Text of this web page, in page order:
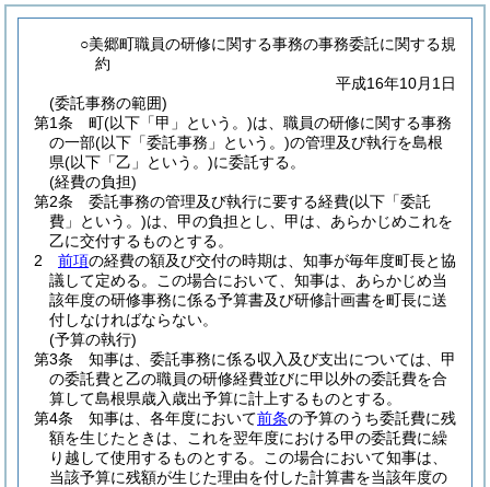
○美郷町職員の研修に関する事務の事務委託に関する規
約
平成16年10月1日
(委託事務の範囲)
第1条
町(以下「甲」という。)は、職員の研修に関する事務
の一部(以下「委託事務」という。)の管理及び執行を島根
県(以下「乙」という。)に委託する。
(経費の負担)
第2条
委託事務の管理及び執行に要する経費(以下「委託
費」という。)は、甲の負担とし、甲は、あらかじめこれを
乙に交付するものとする。
2
前項の経費の額及び交付の時期は、知事が毎年度町長と協
議して定める。
この場合において、知事は、あらかじめ当
該年度の研修事務に係る予算書及び研修計画書を町長に送
付しなければならない。
(予算の執行)
第3条
知事は、委託事務に係る収入及び支出については、甲
の委託費と乙の職員の研修経費並びに甲以外の委託費を合
算して島根県歳入歳出予算に計上するものとする。
第4条
知事は、各年度において前条の予算のうち委託費に残
額を生じたときは、これを翌年度における甲の委託費に繰
り越して使用するものとする。
この場合において知事は、
当該予算に残額が生じた理由を付した計算書を当該年度の